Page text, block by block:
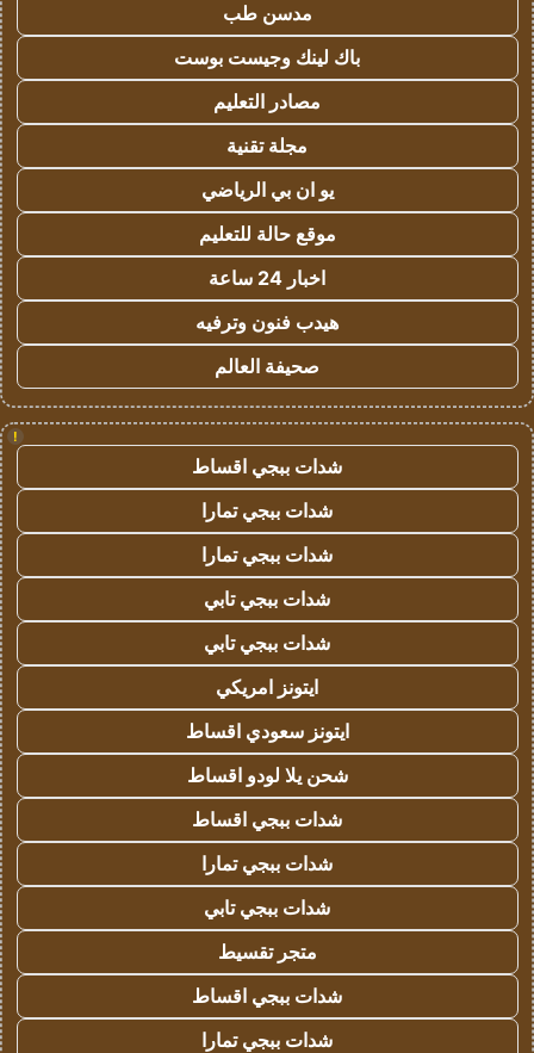
مدسن طب
باك لينك وجيست بوست
مصادر التعليم
مجلة تقنية
يو ان بي الرياضي
موقع حالة للتعليم
اخبار 24 ساعة
هيدب فنون وترفيه
صحيفة العالم
!
شدات ببجي اقساط
شدات ببجي تمارا
شدات ببجي تمارا
شدات ببجي تابي
شدات ببجي تابي
ايتونز امريكي
ايتونز سعودي اقساط
شحن يلا لودو اقساط
شدات ببجي اقساط
شدات ببجي تمارا
شدات ببجي تابي
متجر تقسيط
شدات ببجي اقساط
شدات ببجي تمارا